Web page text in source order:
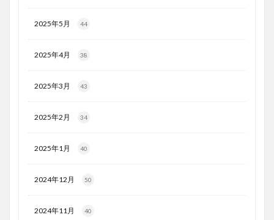
2025年5月 44
2025年4月 38
2025年3月 43
2025年2月 34
2025年1月 40
2024年12月 50
2024年11月 40